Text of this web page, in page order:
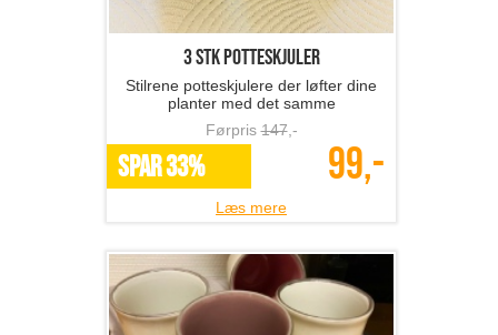
3 stk potteskjuler
Stilrene potteskjulere der løfter dine
planter med det samme
Førpris147,-
SPAR 33% 99,-
Læs mere